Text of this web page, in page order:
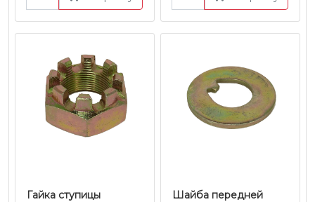
Гайка ступицы
Шайба передней